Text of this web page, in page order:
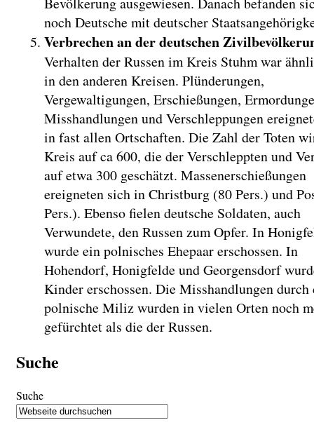
noch Deutsche mit deutscher
Verbrechen an der deutschen
Verhalten der Russen im Kreis Stuhm war
in den anderen Kreisen. Plünderungen,
Vergewaltigungen, Erschießungen,
Misshandlungen und Verschleppungen
in fast allen Ortschaften. Die Zahl der Toten
Kreis auf ca 600, die der Verschleppten und
auf etwa 300 geschätzt. Massenerschießungen
ereigneten sich in Christburg (80 Pers.) und
Pers.). Ebenso fielen deutsche Soldaten, auch
Verwundete, den Russen zum Opfer. In
wurde ein polnisches Ehepaar erschossen. In
Hohendorf, Honigfelde und Georgensdorf
Kinder erschossen. Die Misshandlungen durch
polnische Miliz wurden in vielen Orten noch
gefürchtet als die der Russen.
Suche
Suche